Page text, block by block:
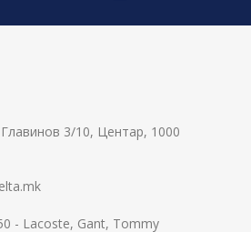
3/10, Центар, 1000
- Lacoste, Gant, Tommy